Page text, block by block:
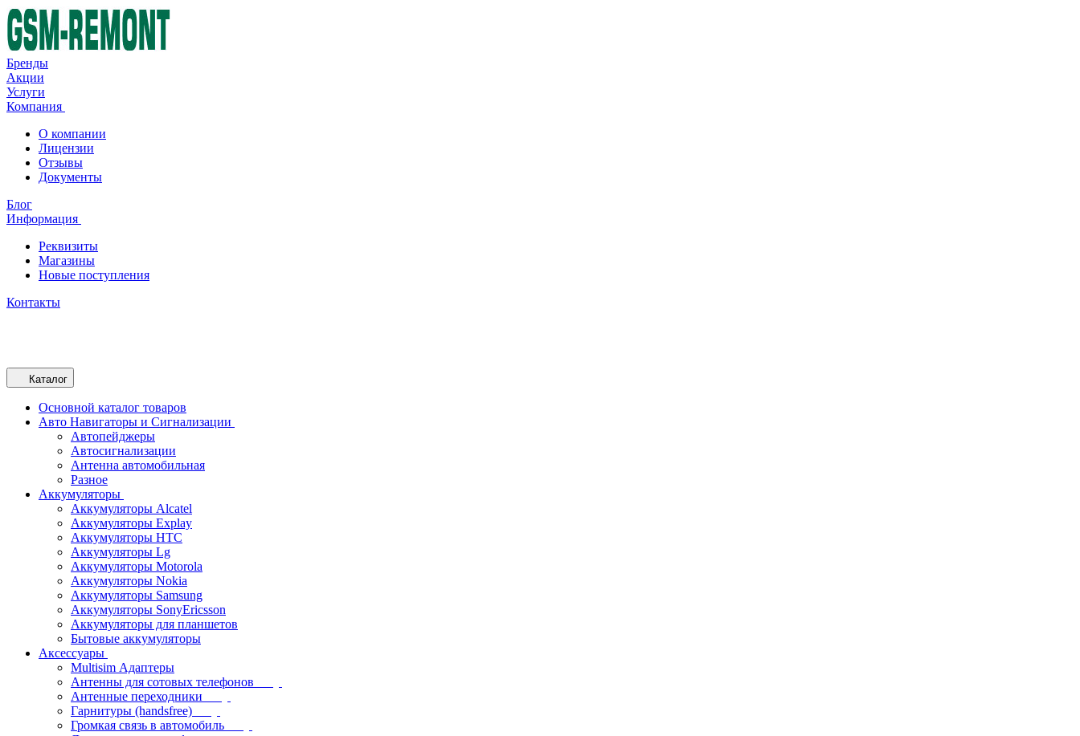
Бренды
Акции
Услуги
Компания
О компании
Лицензии
Отзывы
Документы
Блог
Информация
Реквизиты
Магазины
Новые поступления
Контакты
Каталог
Основной каталог товаров
Авто Навигаторы и Сигнализации
Автопейджеры
Автосигнализации
Антенна автомобильная
Разное
Аккумуляторы
Аккумуляторы Alcatel
Аккумуляторы Explay
Аккумуляторы HTC
Аккумуляторы Lg
Аккумуляторы Motorola
Аккумуляторы Nokia
Аккумуляторы Samsung
Аккумуляторы SonyEricsson
Аккумуляторы для планшетов
Бытовые аккумуляторы
Аксессуары
Multisim Адаптеры
Антенны для сотовых телефонов
Антенные переходники
Гарнитуры (handsfree)
Громкая связь в автомобиль